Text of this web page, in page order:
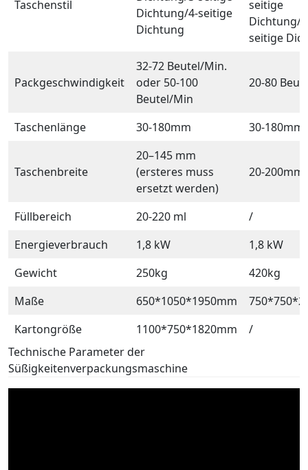
Taschenstil
Dichtung/4-seitige
Dichtung
seitige
Dichtung/
seitige
Packgeschwindigkeit
32-72 Beutel/Min.
oder 50-100
Beutel/Min
20-80
Taschenlänge 30-180mm 30-180mm
Taschenbreite
20–145 mm
(ersteres muss
ersetzt werden)
20-200mm
Füllbereich 20-220 ml
/
Energieverbrauch
1,8 kW
1,8 kW
Gewicht
250kg
420kg
Maße
650*1050*1950mm
Kartongröße
1100*750*1820mm
/
Technische Parameter der
Süßigkeitenverpackungsmaschine